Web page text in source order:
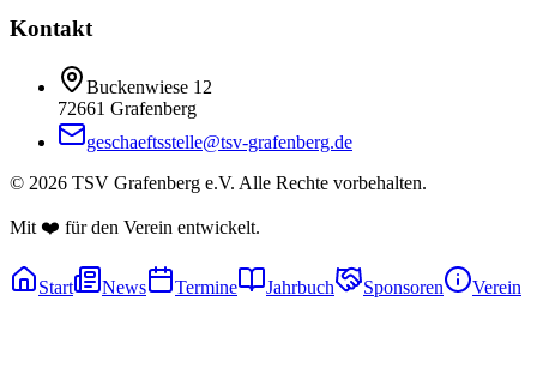
Kontakt
Buckenwiese 12
72661 Grafenberg
geschaeftsstelle@tsv-grafenberg.de
© 2026 TSV Grafenberg e.V. Alle Rechte vorbehalten.
Mit ❤️ für den Verein entwickelt.
Start News Termine Jahrbuch Sponsoren Verein